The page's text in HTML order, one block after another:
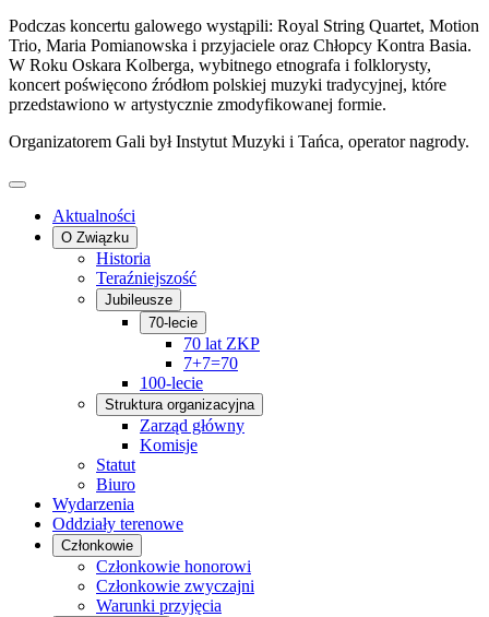
Podczas koncertu galowego wystąpili: Royal String Quartet, Motion
Trio, Maria Pomianowska i przyjaciele oraz Chłopcy Kontra Basia.
W Roku Oskara Kolberga, wybitnego etnografa i folklorysty,
koncert poświęcono źródłom polskiej muzyki tradycyjnej, które
przedstawiono w artystycznie zmodyfikowanej formie.
Organizatorem Gali był Instytut Muzyki i Tańca, operator nagrody.
Aktualności
O Związku
Historia
Teraźniejszość
Jubileusze
70-lecie
70 lat ZKP
7+7=70
100-lecie
Struktura organizacyjna
Zarząd główny
Komisje
Statut
Biuro
Wydarzenia
Oddziały terenowe
Członkowie
Członkowie honorowi
Członkowie zwyczajni
Warunki przyjęcia